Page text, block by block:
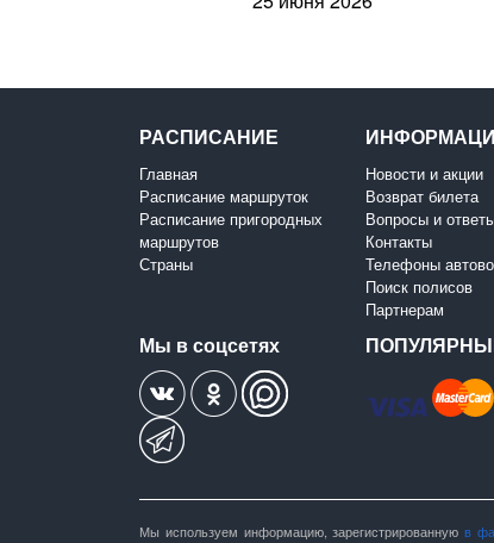
РАСПИСАНИЕ
Главная
Расписание маршруток
Расписание пригородных
маршрутов
Страны
Новости и акции
Возврат билета
Вопросы и
Контакты
Телефоны
Поиск полисов
Партнерам
Мы в соцсетях
Мы используем информацию, зарегистрированную в